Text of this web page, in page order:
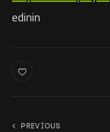
edinin
PREVIOUS